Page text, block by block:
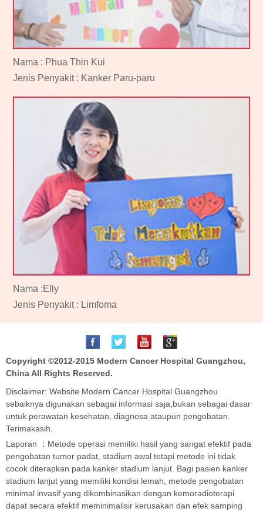
Nama : Phua Thin Kui
Jenis Penyakit : Kanker Paru-paru
Nama :Elly
Jenis Penyakit : Limfoma
Copyright ©2012-2015 Modern Cancer Hospital Guangzhou,
ChinaAll Rights Reserved.
Disclaimer: Website Modern Cancer Hospital Guangzhou
sebaiknya digunakan sebagai informasi saja,bukan sebagai dasar
untuk perawatan kesehatan, diagnosa ataupun pengobatan.
Terimakasih.
Laporan ：Metode operasi memiliki hasil yang sangat efektif pada
pengobatan tumor padat, stadium awal tetapi metode ini tidak
cocok diterapkan pada kanker stadium lanjut. Bagi pasien kanker
stadium lanjut yang memiliki kondisi lemah, metode pengobatan
minimal invasif yang dikombinasikan dengan kemoradioterapi
dapat secara efektif meminimalisir kerusakan dan efek samping